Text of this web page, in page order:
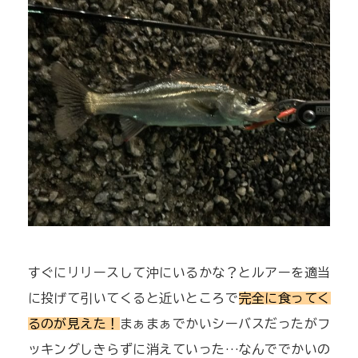
すぐにリリースして沖にいるかな？とルアーを適当
に投げて引いてくると近いところで完全に食ってく
るのが見えた！
まぁまぁでかいシーバスだったがフ
ッキングしきらずに消えていった…なんででかいの